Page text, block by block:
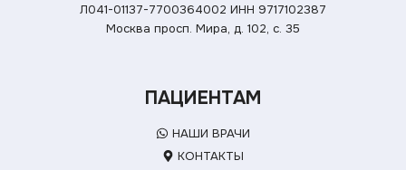
Л041-01137-7700364002 ИНН 9717102387
Москва просп. Мира, д. 102, с. 35
ПАЦИЕНТАМ
НАШИ ВРАЧИ
КОНТАКТЫ